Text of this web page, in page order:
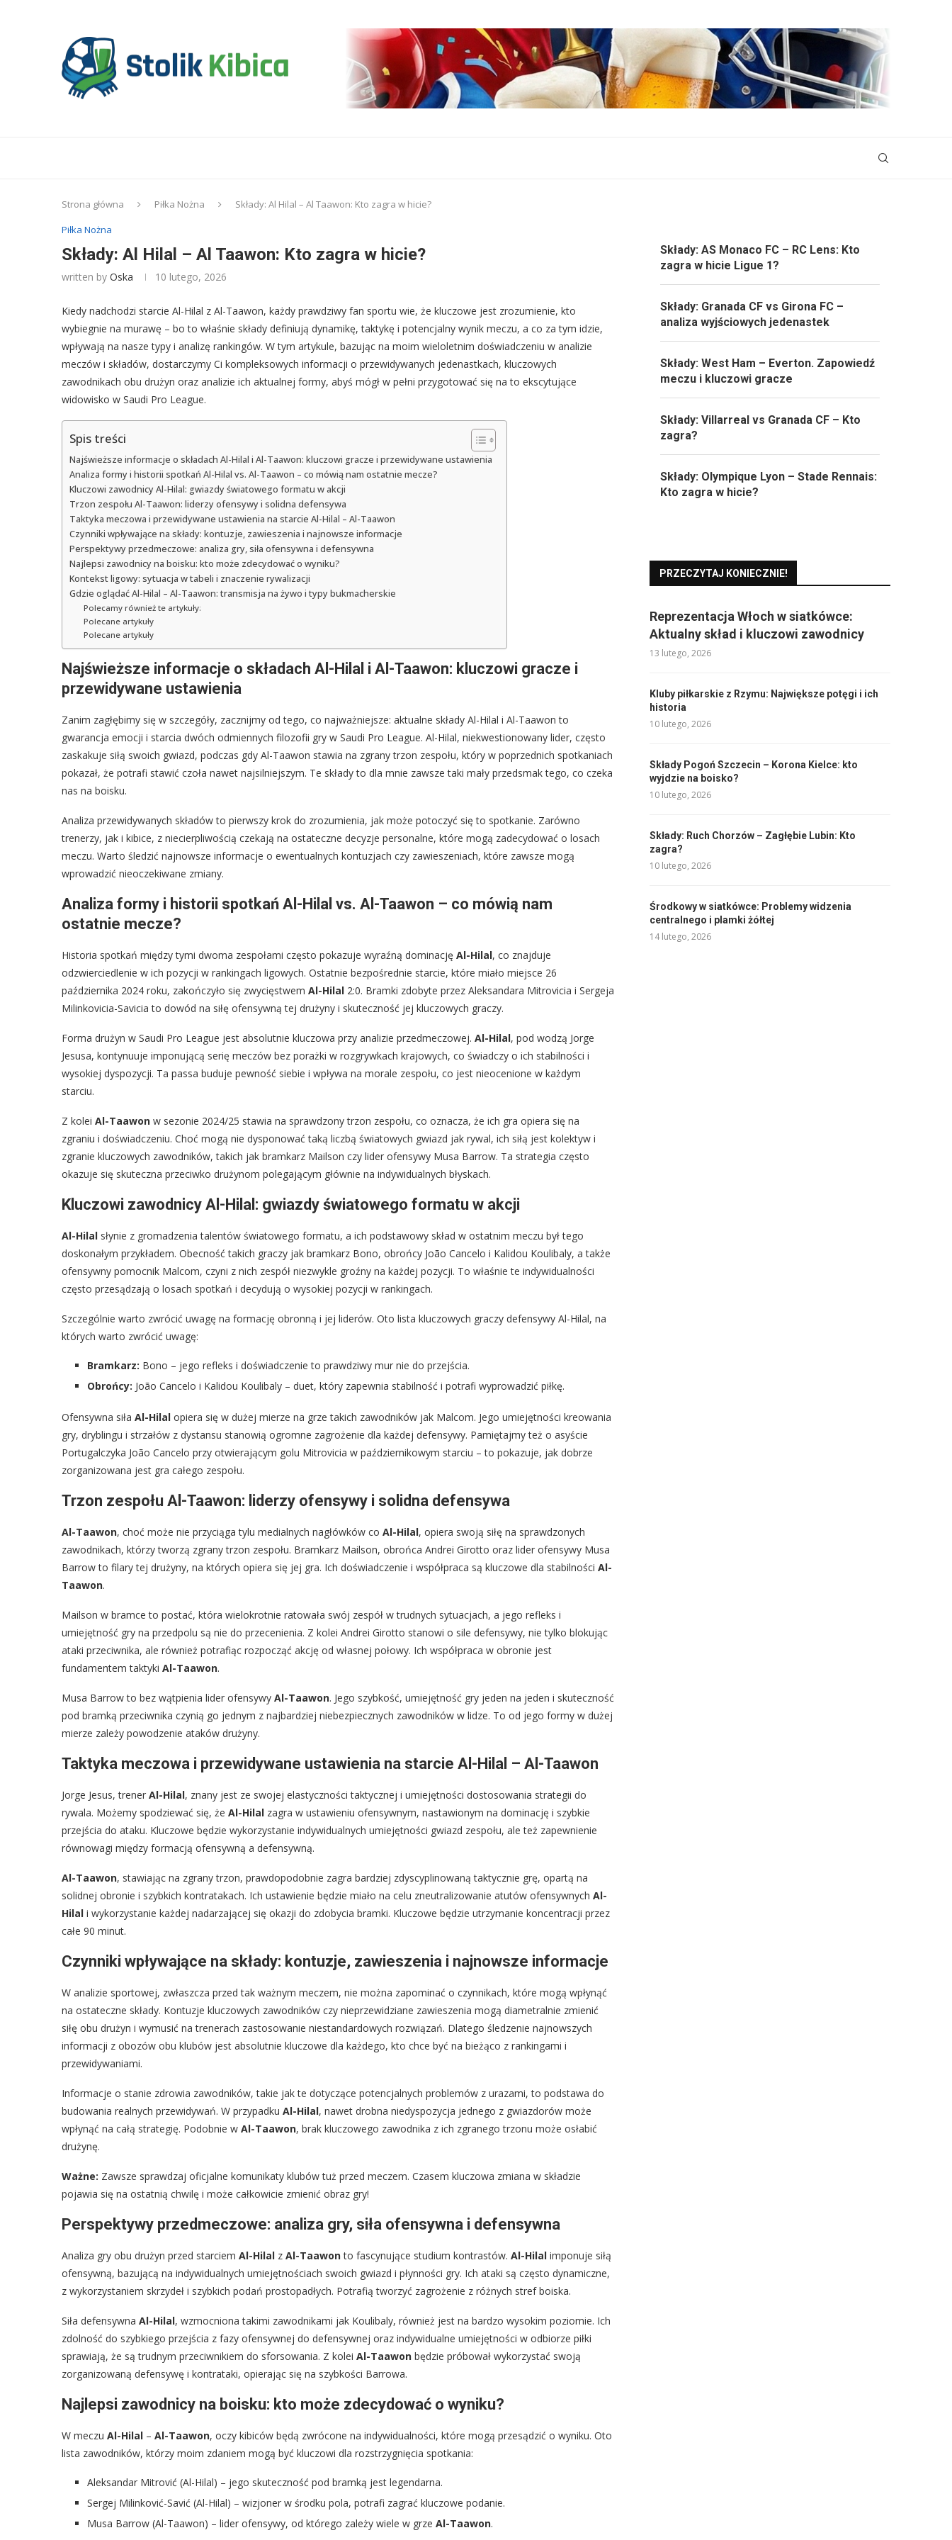
Strona główna Piłka Nożna
Składy: Al Hilal – Al Taawon: Kto zagra w hicie?
Piłka Nożna
Składy: Al Hilal – Al Taawon: Kto zagra w hicie?
written by Oska 10 lutego, 2026
Kiedy nadchodzi starcie Al-Hilal z Al-Taawon, każdy prawdziwy fan sportu wie, że kluczowe jest zrozumienie, kto
wybiegnie na murawę – bo to właśnie składy definiują dynamikę, taktykę i potencjalny wynik meczu, a co za tym idzie,
wpływają na nasze typy i analizę rankingów. W tym artykule, bazując na moim wieloletnim doświadczeniu w analizie
meczów i składów, dostarczymy Ci kompleksowych informacji o przewidywanych jedenastkach, kluczowych
zawodnikach obu drużyn oraz analizie ich aktualnej formy, abyś mógł w pełni przygotować się na to ekscytujące
widowisko w Saudi Pro League.
Spis treści
Najświeższe informacje o składach Al-Hilal i Al-Taawon: kluczowi gracze i przewidywane ustawienia
Analiza formy i historii spotkań Al-Hilal vs. Al-Taawon – co mówią nam ostatnie mecze?
Kluczowi zawodnicy Al-Hilal: gwiazdy światowego formatu w akcji
Trzon zespołu Al-Taawon: liderzy ofensywy i solidna defensywa
Taktyka meczowa i przewidywane ustawienia na starcie Al-Hilal – Al-Taawon
Czynniki wpływające na składy: kontuzje, zawieszenia i najnowsze informacje
Perspektywy przedmeczowe: analiza gry, siła ofensywna i defensywna
Najlepsi zawodnicy na boisku: kto może zdecydować o wyniku?
Kontekst ligowy: sytuacja w tabeli i znaczenie rywalizacji
Gdzie oglądać Al-Hilal – Al-Taawon: transmisja na żywo i typy bukmacherskie
Polecamy również te artykuły:
Polecane artykuły
Polecane artykuły
Najświeższe informacje o składach Al-Hilal i Al-Taawon: kluczowi gracze i
przewidywane ustawienia
Zanim zagłębimy się w szczegóły, zacznijmy od tego, co najważniejsze: aktualne składy Al-Hilal i Al-Taawon to
gwarancja emocji i starcia dwóch odmiennych filozofii gry w Saudi Pro League. Al-Hilal, niekwestionowany lider, często
zaskakuje siłą swoich gwiazd, podczas gdy Al-Taawon stawia na zgrany trzon zespołu, który w poprzednich spotkaniach
pokazał, że potrafi stawić czoła nawet najsilniejszym. Te składy to dla mnie zawsze taki mały przedsmak tego, co czeka
nas na boisku.
Analiza przewidywanych składów to pierwszy krok do zrozumienia, jak może potoczyć się to spotkanie. Zarówno
trenerzy, jak i kibice, z niecierpliwością czekają na ostateczne decyzje personalne, które mogą zadecydować o losach
meczu. Warto śledzić najnowsze informacje o ewentualnych kontuzjach czy zawieszeniach, które zawsze mogą
wprowadzić nieoczekiwane zmiany.
Analiza formy i historii spotkań Al-Hilal vs. Al-Taawon – co mówią nam
ostatnie mecze?
Historia spotkań między tymi dwoma zespołami często pokazuje wyraźną dominację Al-Hilal, co znajduje
odzwierciedlenie w ich pozycji w rankingach ligowych. Ostatnie bezpośrednie starcie, które miało miejsce 26
października 2024 roku, zakończyło się zwycięstwem Al-Hilal 2:0. Bramki zdobyte przez Aleksandara Mitrovicia i Sergeja
Milinkovicia-Savicia to dowód na siłę ofensywną tej drużyny i skuteczność jej kluczowych graczy.
Forma drużyn w Saudi Pro League jest absolutnie kluczowa przy analizie przedmeczowej. Al-Hilal, pod wodzą Jorge
Jesusa, kontynuuje imponującą serię meczów bez porażki w rozgrywkach krajowych, co świadczy o ich stabilności i
wysokiej dyspozycji. Ta passa buduje pewność siebie i wpływa na morale zespołu, co jest nieocenione w każdym
starciu.
Z kolei Al-Taawon w sezonie 2024/25 stawia na sprawdzony trzon zespołu, co oznacza, że ich gra opiera się na
zgraniu i doświadczeniu. Choć mogą nie dysponować taką liczbą światowych gwiazd jak rywal, ich siłą jest kolektyw i
zgranie kluczowych zawodników, takich jak bramkarz Mailson czy lider ofensywy Musa Barrow. Ta strategia często
okazuje się skuteczna przeciwko drużynom polegającym głównie na indywidualnych błyskach.
Kluczowi zawodnicy Al-Hilal: gwiazdy światowego formatu w akcji
Al-Hilal słynie z gromadzenia talentów światowego formatu, a ich podstawowy skład w ostatnim meczu był tego
doskonałym przykładem. Obecność takich graczy jak bramkarz Bono, obrońcy João Cancelo i Kalidou Koulibaly, a także
ofensywny pomocnik Malcom, czyni z nich zespół niezwykle groźny na każdej pozycji. To właśnie te indywidualności
często przesądzają o losach spotkań i decydują o wysokiej pozycji w rankingach.
Szczególnie warto zwrócić uwagę na formację obronną i jej liderów. Oto lista kluczowych graczy defensywy Al-Hilal, na
których warto zwrócić uwagę:
Bramkarz: Bono – jego refleks i doświadczenie to prawdziwy mur nie do przejścia.
Obrońcy: João Cancelo i Kalidou Koulibaly – duet, który zapewnia stabilność i potrafi wyprowadzić piłkę.
Ofensywna siła Al-Hilal opiera się w dużej mierze na grze takich zawodników jak Malcom. Jego umiejętności kreowania
gry, dryblingu i strzałów z dystansu stanowią ogromne zagrożenie dla każdej defensywy. Pamiętajmy też o asyście
Portugalczyka João Cancelo przy otwierającym golu Mitrovicia w październikowym starciu – to pokazuje, jak dobrze
zorganizowana jest gra całego zespołu.
Trzon zespołu Al-Taawon: liderzy ofensywy i solidna defensywa
Al-Taawon, choć może nie przyciąga tylu medialnych nagłówków co Al-Hilal, opiera swoją siłę na sprawdzonych
zawodnikach, którzy tworzą zgrany trzon zespołu. Bramkarz Mailson, obrońca Andrei Girotto oraz lider ofensywy Musa
Barrow to filary tej drużyny, na których opiera się jej gra. Ich doświadczenie i współpraca są kluczowe dla stabilności Al-
Taawon.
Mailson w bramce to postać, która wielokrotnie ratowała swój zespół w trudnych sytuacjach, a jego refleks i
umiejętność gry na przedpolu są nie do przecenienia. Z kolei Andrei Girotto stanowi o sile defensywy, nie tylko blokując
ataki przeciwnika, ale również potrafiąc rozpocząć akcję od własnej połowy. Ich współpraca w obronie jest
fundamentem taktyki Al-Taawon.
Musa Barrow to bez wątpienia lider ofensywy Al-Taawon. Jego szybkość, umiejętność gry jeden na jeden i skuteczność
pod bramką przeciwnika czynią go jednym z najbardziej niebezpiecznych zawodników w lidze. To od jego formy w dużej
mierze zależy powodzenie ataków drużyny.
Taktyka meczowa i przewidywane ustawienia na starcie Al-Hilal – Al-Taawon
Jorge Jesus, trener Al-Hilal, znany jest ze swojej elastyczności taktycznej i umiejętności dostosowania strategii do
rywala. Możemy spodziewać się, że Al-Hilal zagra w ustawieniu ofensywnym, nastawionym na dominację i szybkie
przejścia do ataku. Kluczowe będzie wykorzystanie indywidualnych umiejętności gwiazd zespołu, ale też zapewnienie
równowagi między formacją ofensywną a defensywną.
Al-Taawon, stawiając na zgrany trzon, prawdopodobnie zagra bardziej zdyscyplinowaną taktycznie grę, opartą na
solidnej obronie i szybkich kontratakach. Ich ustawienie będzie miało na celu zneutralizowanie atutów ofensywnych Al-
Hilal i wykorzystanie każdej nadarzającej się okazji do zdobycia bramki. Kluczowe będzie utrzymanie koncentracji przez
całe 90 minut.
Czynniki wpływające na składy: kontuzje, zawieszenia i najnowsze informacje
W analizie sportowej, zwłaszcza przed tak ważnym meczem, nie można zapominać o czynnikach, które mogą wpłynąć
na ostateczne składy. Kontuzje kluczowych zawodników czy nieprzewidziane zawieszenia mogą diametralnie zmienić
siłę obu drużyn i wymusić na trenerach zastosowanie niestandardowych rozwiązań. Dlatego śledzenie najnowszych
informacji z obozów obu klubów jest absolutnie kluczowe dla każdego, kto chce być na bieżąco z rankingami i
przewidywaniami.
Informacje o stanie zdrowia zawodników, takie jak te dotyczące potencjalnych problemów z urazami, to podstawa do
budowania realnych przewidywań. W przypadku Al-Hilal, nawet drobna niedyspozycja jednego z gwiazdorów może
wpłynąć na całą strategię. Podobnie w Al-Taawon, brak kluczowego zawodnika z ich zgranego trzonu może osłabić
drużynę.
Ważne: Zawsze sprawdzaj oficjalne komunikaty klubów tuż przed meczem. Czasem kluczowa zmiana w składzie
pojawia się na ostatnią chwilę i może całkowicie zmienić obraz gry!
Perspektywy przedmeczowe: analiza gry, siła ofensywna i defensywna
Analiza gry obu drużyn przed starciem Al-Hilal z Al-Taawonto fascynujące studium kontrastów. Al-Hilal imponuje siłą
ofensywną, bazującą na indywidualnych umiejętnościach swoich gwiazd i płynności gry. Ich ataki są często dynamiczne,
z wykorzystaniem skrzydeł i szybkich podań prostopadłych. Potrafią tworzyć zagrożenie z różnych stref boiska.
Siła defensywna Al-Hilal, wzmocniona takimi zawodnikami jak Koulibaly, również jest na bardzo wysokim poziomie. Ich
zdolność do szybkiego przejścia z fazy ofensywnej do defensywnej oraz indywidualne umiejętności w odbiorze piłki
sprawiają, że są trudnym przeciwnikiem do sforsowania. Z kolei Al-Taawon będzie próbował wykorzystać swoją
zorganizowaną defensywę i kontrataki, opierając się na szybkości Barrowa.
Najlepsi zawodnicy na boisku: kto może zdecydować o wyniku?
W meczu Al-Hilal – Al-Taawon, oczy kibiców będą zwrócone na indywidualności, które mogą przesądzić o wyniku. Oto
lista zawodników, którzy moim zdaniem mogą być kluczowi dla rozstrzygnięcia spotkania:
Aleksandar Mitrović (Al-Hilal) – jego skuteczność pod bramką jest legendarna.
Sergej Milinković-Savić (Al-Hilal) – wizjoner w środku pola, potrafi zagrać kluczowe podanie.
Musa Barrow (Al-Taawon) – lider ofensywy, od którego zależy wiele w grze Al-Taawon.
Składy: AS Monaco FC – RC Lens: Kto
zagra w hicie Ligue 1?
Składy: Granada CF vs Girona FC –
analiza wyjściowych jedenastek
Składy: West Ham – Everton. Zapowiedź
meczu i kluczowi gracze
Składy: Villarreal vs Granada CF – Kto
zagra?
Składy: Olympique Lyon – Stade Rennais:
Kto zagra w hicie?
PRZECZYTAJ KONIECZNIE!
Reprezentacja Włoch w siatkówce:
Aktualny skład i kluczowi zawodnicy
13 lutego, 2026
Kluby piłkarskie z Rzymu: Największe potęgi i ich
historia
10 lutego, 2026
Składy Pogoń Szczecin – Korona Kielce: kto
wyjdzie na boisko?
10 lutego, 2026
Składy: Ruch Chorzów – Zagłębie Lubin: Kto
zagra?
10 lutego, 2026
Środkowy w siatkówce: Problemy widzenia
centralnego i plamki żółtej
14 lutego, 2026